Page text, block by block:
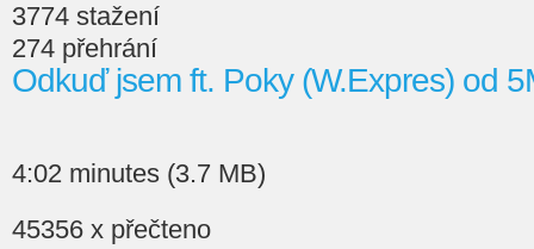
3774 stažení
274 přehrání
Odkuď jsem ft. Poky (W.Expres) od
4:02 minutes (3.7 MB)
45356 x přečteno